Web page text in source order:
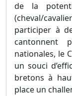
de la
(cheval/
participer à
cantonnent
nationales, le
un souci
bretons à
place un